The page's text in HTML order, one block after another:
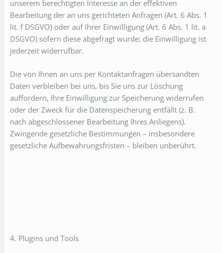
unserem berechtigten Interesse an der effektiven
Bearbeitung der an uns gerichteten Anfragen (Art. 6 Abs. 1
lit. f DSGVO) oder auf Ihrer Einwilligung (Art. 6 Abs. 1 lit. a
DSGVO) sofern diese abgefragt wurde; die Einwilligung ist
jederzeit widerrufbar.
Die von Ihnen an uns per Kontaktanfragen übersandten
Daten verbleiben bei uns, bis Sie uns zur Löschung
auffordern, Ihre Einwilligung zur Speicherung widerrufen
oder der Zweck für die Datenspeicherung entfällt (z. B.
nach abgeschlossener Bearbeitung Ihres Anliegens).
Zwingende gesetzliche Bestimmungen – insbesondere
gesetzliche Aufbewahrungsfristen – bleiben unberührt.
4. Plugins und Tools